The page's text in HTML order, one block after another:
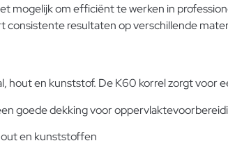
mogelijk om efficiënt te werken in
resultaten op verschillende
hout en kunststof. De K60 korrel zorgt
goede dekking voor
en kunststoffen